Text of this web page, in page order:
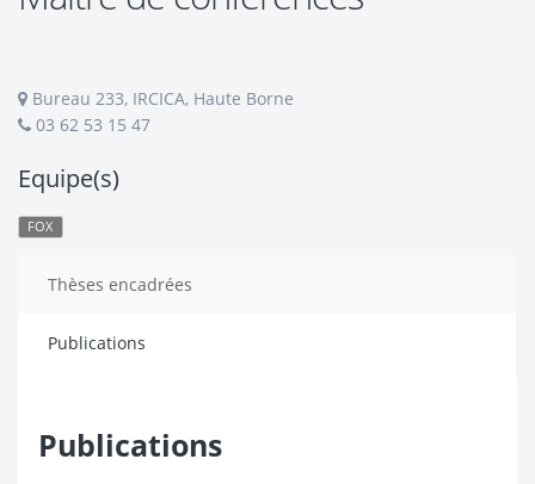
Bureau 233, IRCICA, Haute Borne
03 62 53 15 47
Equipe(s)
FOX
Thèses encadrées
Publications
Publications